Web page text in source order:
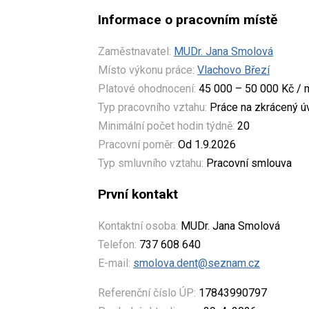
Informace o pracovním místě
Zaměstnavatel: MUDr. Jana Smolová
Místo výkonu práce: Vlachovo Březí
Platové ohodnocení: 45 000 – 50 000 Kč /
Typ pracovního vztahu: Práce na zkrácený
Minimální počet hodin týdně: 20
Pracovní poměr: Od 1.9.2026
Typ smluvního vztahu: Pracovní smlouva
První kontakt
Kontaktní osoba: MUDr. Jana Smolová
Telefon: 737 608 640
E-mail: smolova.dent@seznam.cz
Referenční číslo ÚP: 17843990797